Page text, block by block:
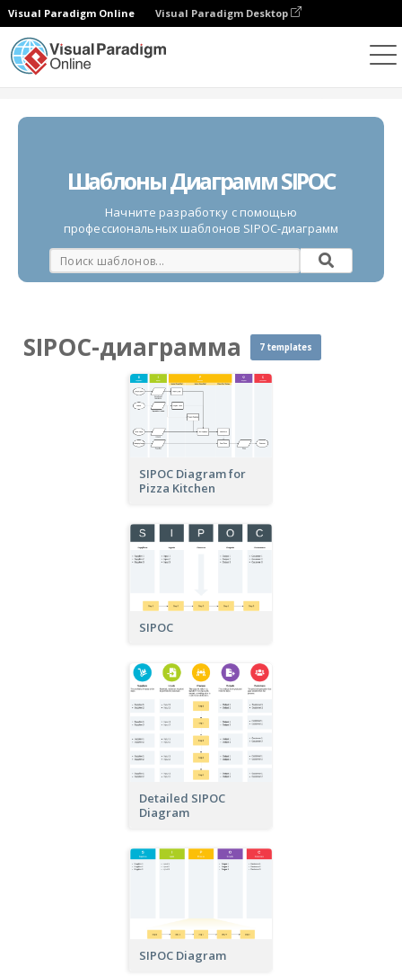
Visual Paradigm Online Visual Paradigm Desktop
Шаблоны Диаграмм SIPOC
Начните разработку с помощью
профессиональных шаблонов SIPOC-диаграмм
SIPOC-диаграмма 7 templates
SIPOC Diagram for
Pizza Kitchen
SIPOC
Detailed SIPOC
Diagram
SIPOC Diagram